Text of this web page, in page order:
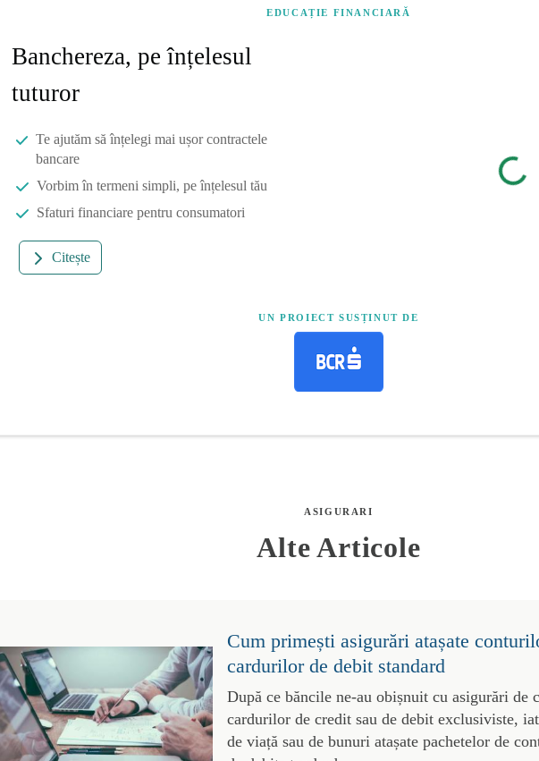
EDUCAȚIE FINANCIARĂ
Banchereza, pe înțelesul
tuturor
Te ajutăm să înțelegi mai ușor contractele
bancare
Vorbim în termeni simpli, pe înțelesul tău
Sfaturi financiare pentru consumatori
Citește
UN PROIECT SUSȚINUT DE
ASIGURARI
Alte Articole
Cum primești asigurări atașate
cardurilor de debit standard
După ce băncile ne-au obișnuit cu asigurări de
cardurilor de credit sau de debit exclusiviste,
de viață sau de bunuri atașate pachetelor de